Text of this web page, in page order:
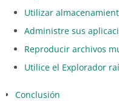
Utilizar
Administre sus
Reproducir archivos
Utilice el Explorador
Conclusión